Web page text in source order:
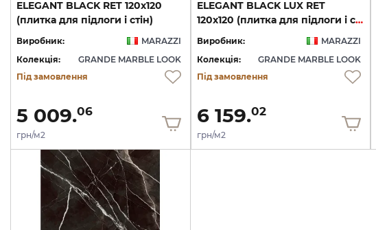
ELEGANT BLACK RET 120х120
(плитка для підлоги і стін)
Виробник:
MARAZZI
Колекція:
GRANDE MARBLE LOOK
Під замовлення
5 009.06
грн/м2
ELEGANT BLACK LUX RET
120х120 (плитка для підлоги і стін)
Виробник:
MARAZZI
Колекція:
GRANDE MARBLE LOOK
Під замовлення
6 159.02
грн/м2